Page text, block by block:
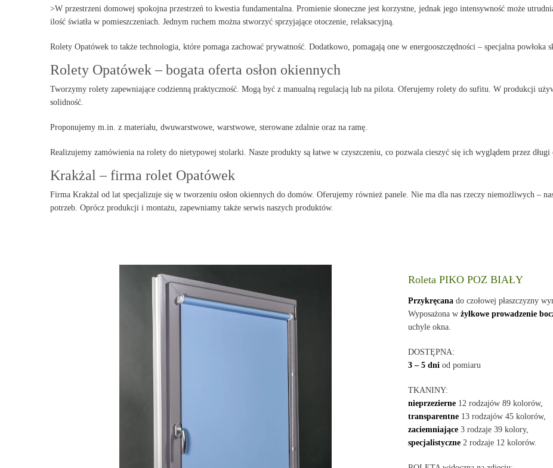
>W przestrzeni domowej spokojna przestrzeń to kwestia fundamentalna. Promienie słoneczne jest korzystne, jednak jego intensywność może
ilość światła w pomieszczeniach. Jednym ruchem można stworzyć sprzyjające otoczenie, relaksacyjną.
Rolety Opatówek to także technologia, które pomaga zachować prywatność. Dodatkowo, pomagają one w energooszczędności – specjalna powłoka
Rolety Opatówek – bogata oferta osłon okiennych
Tworzymy rolety zapewniające codzienną praktyczność. Mogą być z manualną regulacją lub na pilota. Oferujemy rolety do sufitu. W produkcji
solidność.
Proponujemy m.in. z materiału, dwuwarstwowe, warstwowe, sterowane zdalnie oraz na ramę.
Realizujemy zamówienia na rolety do nietypowej stolarki. Nasze produkty są łatwe w czyszczeniu, co pozwala cieszyć się ich wyglądem przez długi
Krakżal – firma rolet Opatówek
Firma Krakżal od lat specjalizuje się w tworzeniu osłon okiennych do domów. Oferujemy również panele. Nie ma dla nas rzeczy niemożliwych –
potrzeb. Oprócz produkcji i montażu, zapewniamy także serwis naszych produktów.
Roleta PIKO POZ BIAŁY
Przykręcanado czołowej płaszczyzny
Wyposażona w żyłkowe prowadzenie
uchyle okna.
DOSTĘPNA:
3 – 5 dniod pomiaru
TKANINY:
nieprzezierne12 rodzajów 89 kolorów,
transparentne13 rodzajów 45 kolorów,
zaciemniające3 rodzaje 39 kolory,
specjalistyczne2 rodzaje 12 kolorów.